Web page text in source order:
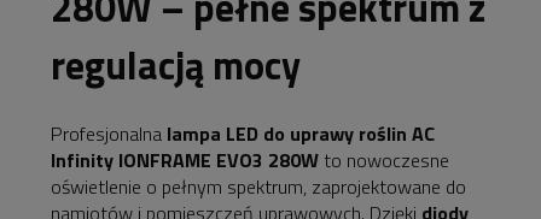
regulacją mocy
Profesjonalna lampa LED do uprawy roślin AC
Infinity IONFRAME EVO3 280W to nowoczesne
oświetlenie o pełnym spektrum, zaprojektowane do
namiotów i pomieszczeń uprawowych. Dzięki diody